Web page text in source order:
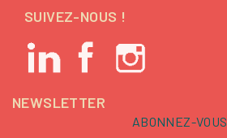
SUIVEZ-NOUS !
NEWSLETTER
ABONNEZ-